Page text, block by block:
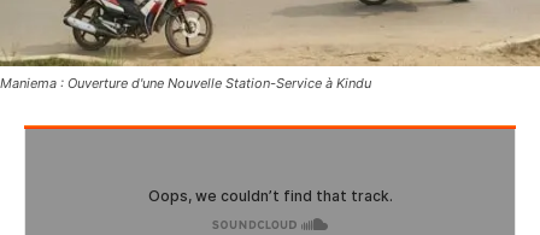
Maniema : Ouverture d'une Nouvelle Station-Service à Kindu